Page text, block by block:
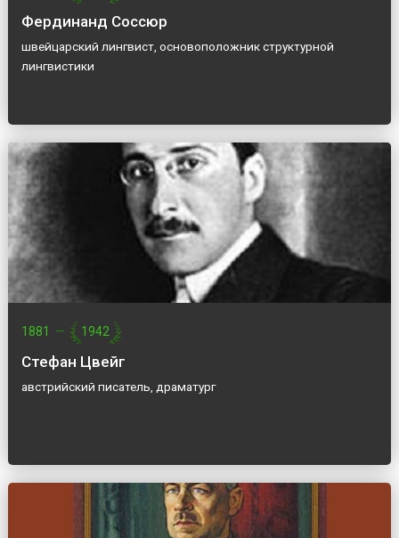
Фердинанд Соссюр
швейцарский лингвист, основоположник структурной
лингвистики
1881 — 1942
Стефан Цвейг
австрийский писатель, драматург